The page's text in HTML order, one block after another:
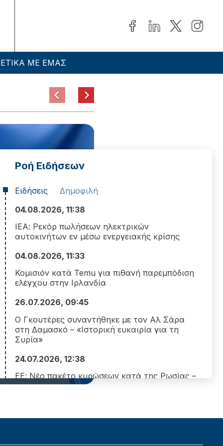
ΜΕ ΕΜΑΣ
Ο Γκουτέρες
«Ιστορική ευκαιρία για
Ροή Ειδήσεων
Ειδήσεις
Δημοφιλή
04.08.2026, 11:38
ΙΕΑ: Ρεκόρ πωλήσεων ηλεκτρικών
αυτοκινήτων εν μέσω ενεργειακής κρίσης
04.08.2026, 11:33
Κομισιόν κατά Temu για πιθανή παρεμπόδιση
ελέγχου στην Ιρλανδία
26.07.2026, 09:45
Ο Γκουτέρες συναντήθηκε με τον Αλ Σάρα
στη Δαμασκό – «Ιστορική ευκαιρία για τη
Συρία»
24.07.2026, 12:38
ΕΕ: Νέο πακέτο κυρώσεων κατά της Ρωσίας –
Στο στόχαστρο τράπεζες, πετρέλαιο και